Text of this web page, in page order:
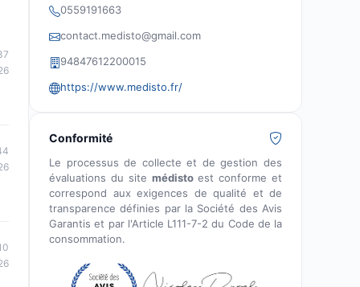
0559191663
contact.medisto@gmail.com
94847612200015
https://www.medisto.fr/
Conformité
Le processus de collecte et de gestion des
évaluations du site médistoest conforme et
correspond aux exigences de qualité et de
transparence définies par la Société des Avis
Garantis et par l'Article L111-7-2 du Code de la
consommation.